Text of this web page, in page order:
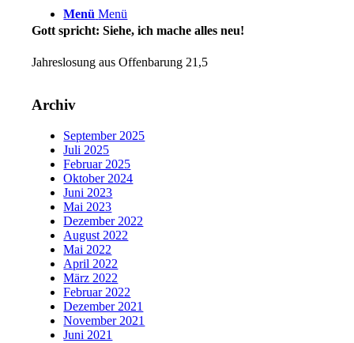
Menü Menü
Gott spricht: Siehe, ich mache alles neu!
Jahreslosung aus Offenbarung 21,5
Archiv
September 2025
Juli 2025
Februar 2025
Oktober 2024
Juni 2023
Mai 2023
Dezember 2022
August 2022
Mai 2022
April 2022
März 2022
Februar 2022
Dezember 2021
November 2021
Juni 2021